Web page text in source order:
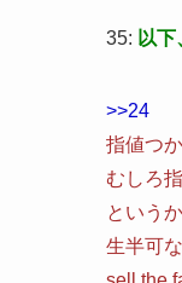
35: 以
>>24
指値つ
むしろ
という
生半可